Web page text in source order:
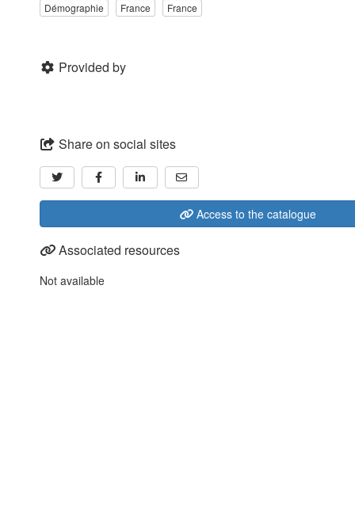
Démographie France France
Provided by
Share on social sites
Access to the catalogue
Associated resources
Not available